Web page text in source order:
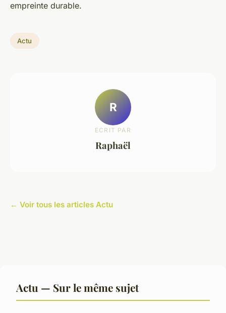
empreinte durable.
Actu
R
ECRIT PAR
Raphaël
← Voir tous les articles Actu
Actu — Sur le même sujet